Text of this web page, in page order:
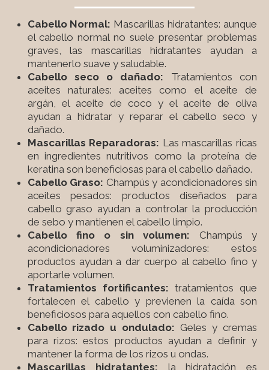
Cabello Normal: Mascarillas hidratantes: aunque
el cabello normal no suele presentar problemas
graves, las mascarillas hidratantes ayudan a
mantenerlo suave y saludable.
Cabello seco o dañado: Tratamientos con
aceites naturales: aceites como el aceite de
argán, el aceite de coco y el aceite de oliva
ayudan a hidratar y reparar el cabello seco y
dañado.
Mascarillas Reparadoras: Las mascarillas ricas
en ingredientes nutritivos como la proteína de
keratina son beneficiosas para el cabello dañado.
Cabello Graso: Champús y acondicionadores sin
aceites pesados: productos diseñados para
cabello graso ayudan a controlar la producción
de sebo y mantienen el cabello limpio.
Cabello fino o sin volumen: Champús y
acondicionadores voluminizadores: estos
productos ayudan a dar cuerpo al cabello fino y
aportarle volumen.
Tratamientos fortificantes: tratamientos que
fortalecen el cabello y previenen la caída son
beneficiosos para aquellos con cabello fino.
Cabello rizado u ondulado: Geles y cremas
para rizos: estos productos ayudan a definir y
mantener la forma de los rizos u ondas.
Mascarillas hidratantes: la hidratación es